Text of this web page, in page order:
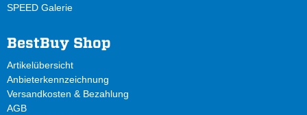
SPEED Galerie
BestBuy Shop
Artikelübersicht
Anbieterkennzeichnung
Versandkosten & Bezahlung
AGB